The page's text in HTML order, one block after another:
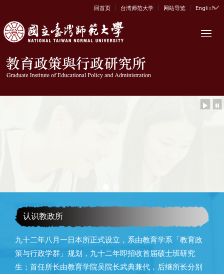
:::
回首页 | 台湾师范大学 | 网站导览 | English
认识教政所
九十二年八月一日本所正式设立，系由教育学系「教育政
策与行政学群」规划，九十二年即招收首届硕士班研究
生；首任所长由教育学院吴院长武典兼代，后继所长分别